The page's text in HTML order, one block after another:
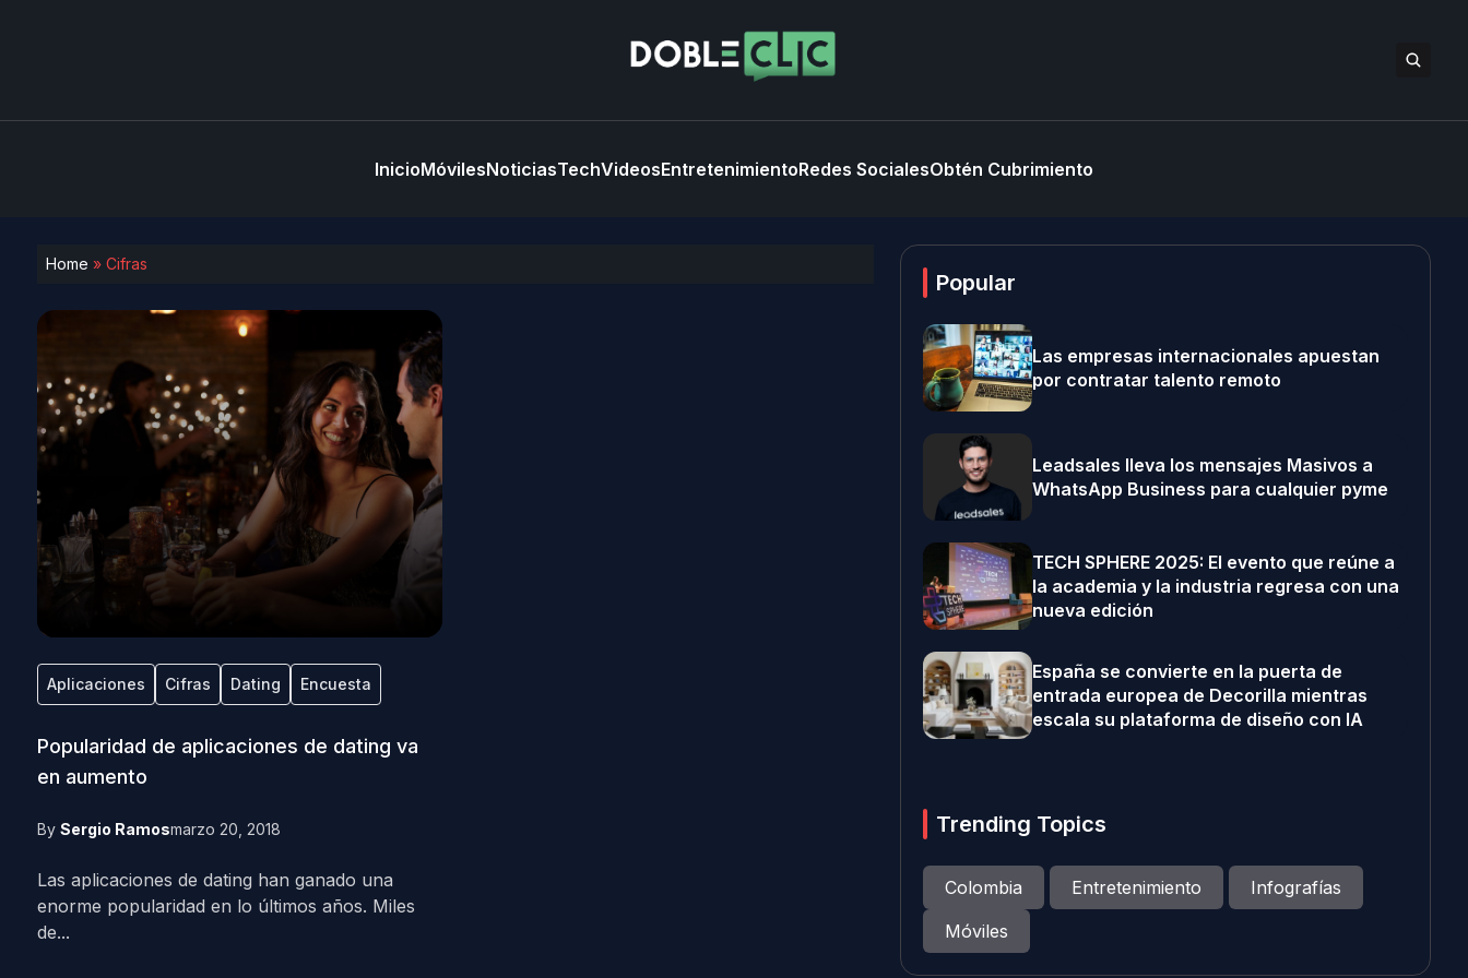
InicioMóvilesNoticiasTechVideosEntretenimientoRedes SocialesObtén Cubrimiento
Home » Cifras
Aplicaciones Cifras Dating Encuesta
Popularidad de aplicaciones de dating va
en aumento
By Sergio Ramosmarzo 20, 2018
Las aplicaciones de dating han ganado una
enorme popularidad en lo últimos años. Miles
de...
Popular
Las empresas internacionales apuestan
por contratar talento remoto
Leadsales lleva los mensajes Masivos a
WhatsApp Business para cualquier pyme
TECH SPHERE 2025: El evento que reúne a
la academia y la industria regresa con una
nueva edición
España se convierte en la puerta de
entrada europea de Decorilla mientras
escala su plataforma de diseño con IA
Trending Topics
Colombia Entretenimiento
Infografías
Móviles